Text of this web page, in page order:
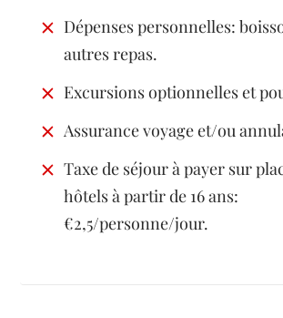
Dépenses personnelles:
autres repas.
Excursions optionnelles et
Assurance voyage et/ou
Taxe de séjour à payer sur
hôtels à partir de 16 ans:
€2,5/personne/jour.